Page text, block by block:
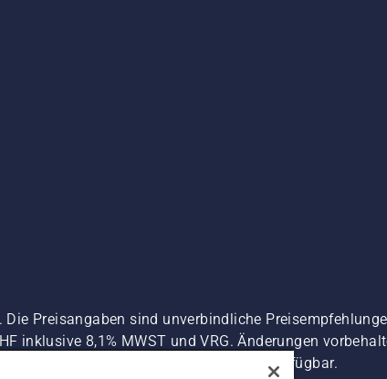
Preisangaben sind unverbindliche
inklusive 8,1% MWST und VRG. Änderungen
sei denn sie sind für den direkten Kauf verfügbar.